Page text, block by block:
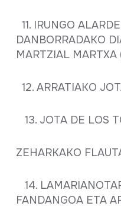
11. IRUNGO
DANBORRADAKO
MARTZIAL MARTXA
12. ARRATIAKO
13. JOTA DE LOS
ZEHARKAKO
14.
FANDANGOA ETA